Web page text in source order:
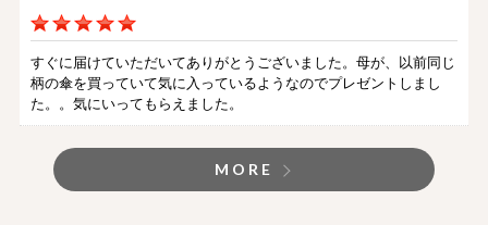
すぐに届けていただいてありがとうございました。母が、以前同じ
柄の傘を買っていて気に入っているようなのでプレゼントしまし
た。。気にいってもらえました。
MORE